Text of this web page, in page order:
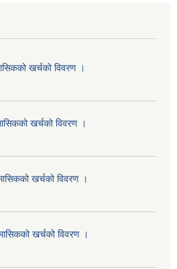
खर्चको विवरण ।
खर्चको विवरण ।
खर्चको विवरण ।
खर्चको विवरण ।